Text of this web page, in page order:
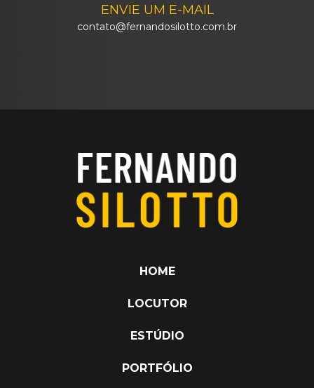
ENVIE UM E-MAIL
contato@fernandosilotto.com.br
HOME
LOCUTOR
ESTÚDIO
PORTFÓLIO